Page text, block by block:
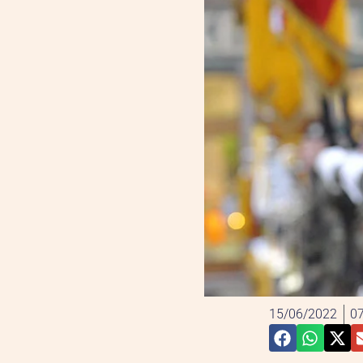
15/06/2022